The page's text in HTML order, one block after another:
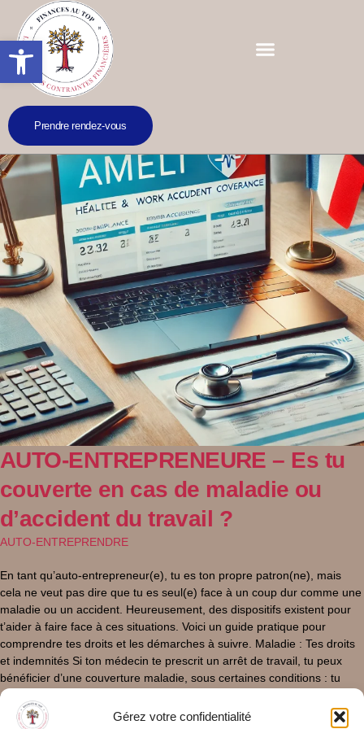
Gérez votre confidentialité
Ouvrir la barre d’outils
Prendre rendez-vous
AUTO-ENTREPRENEURE – Es tu
couverte en cas de maladie ou
d’accident du travail ?
AUTO-ENTREPRENDRE
En tant qu’auto-entrepreneur(e), tu es ton propre patron(ne), mais
cela ne veut pas dire que tu es seul(e) face à un coup dur comme une
maladie ou un accident. Heureusement, des dispositifs existent pour
t’aider à faire face à ces situations. Voici un guide pratique pour
comprendre tes droits et les démarches à suivre. Maladie : Tes droits
et indemnités Si ton médecin te prescrit un arrêt de travail, tu peux
bénéficier d’une couverture maladie, sous certaines conditions : tu
dois être affilié à une Caisse Primaire d’Assurance Maladie (CPAM)
depuis au moins un an, tes revenus doivent atteindre un minimum